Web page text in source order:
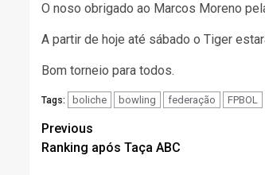
O noso obrigado ao Marcos Moreno
A partir de hoje até sábado o Tiger
Bom torneio para todos.
Tags: boliche bowling federação FPBOL
Post
navigation
Previous
Ranking após Taça ABC